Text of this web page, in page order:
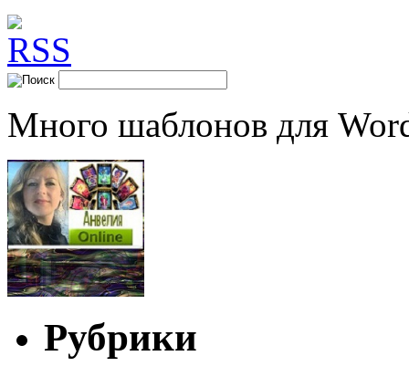
Много шаблонов для
Рубрики